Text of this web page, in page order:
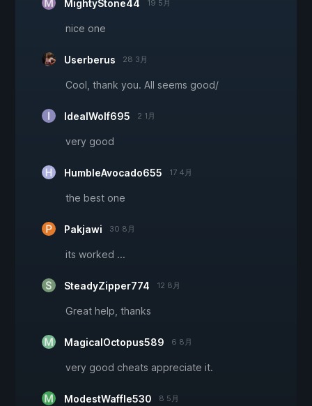
MightyStone44 19 5月
nice one
Userberus 28 3月
Cool, thank you. All seems good/
IdealWolf695 2 1月
very good
HumbleAvocado655 17 4月
the best one
Pakjawi 30 8月
its worked ...
SteadyZipper774 12 8月
Great help, thanks
MagicalOctopus589 6 8月
very good cheats appreciate it.
ModestWaffle530 8 5月